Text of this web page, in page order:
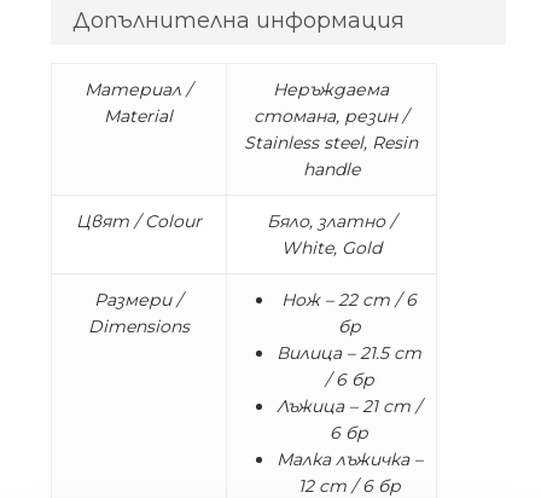
Допълнителна информация
Материал /
Material
Неръждаема
стомана, резин /
Stainless steel, Resin
handle
Цвят / Colour
Бяло, златно /
White, Gold
Размери /
Dimensions
Нож – 22 cm / 6
бр
Вилица – 21.5 cm
/ 6 бр
Лъжица – 21 cm /
6 бр
Малка лъжичка –
12 cm / 6 бр